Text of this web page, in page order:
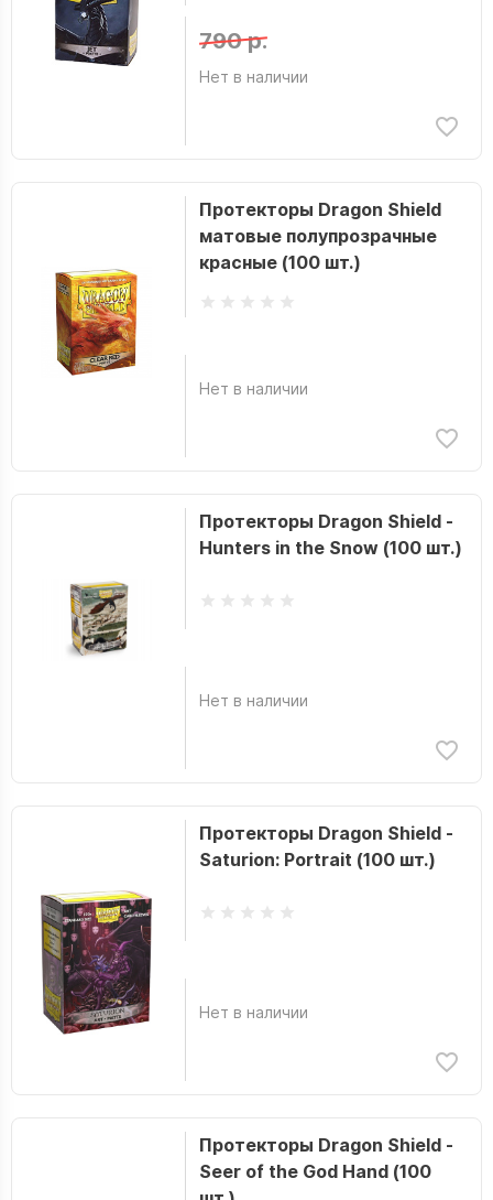
790 р.
Нет в наличии
Протекторы Dragon Shield
матовые полупрозрачные
красные (100 шт.)
Нет в наличии
Протекторы Dragon Shield -
Hunters in the Snow (100 шт.)
Нет в наличии
Протекторы Dragon Shield -
Saturion: Portrait (100 шт.)
Нет в наличии
Протекторы Dragon Shield -
Seer of the God Hand (100